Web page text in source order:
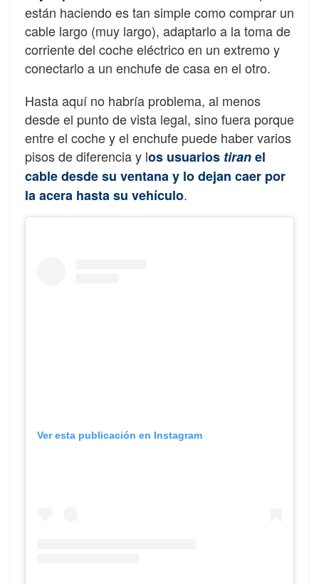
están haciendo es tan simple como comprar un
cable largo (muy largo), adaptarlo a la toma de
corriente del coche eléctrico en un extremo y
conectarlo a un enchufe de casa en el otro.
Hasta aquí no habría problema, al menos
desde el punto de vista legal, sino fuera porque
entre el coche y el enchufe puede haber varios
pisos de diferencia y los usuarios tiranel
cable desde su ventana y lo dejan caer por
la acera hasta su vehículo.
Ver esta publicación en Instagram